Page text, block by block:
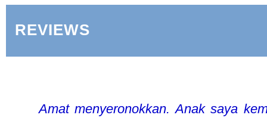
REVIEWS
Amat menyeronokkan. Anak saya